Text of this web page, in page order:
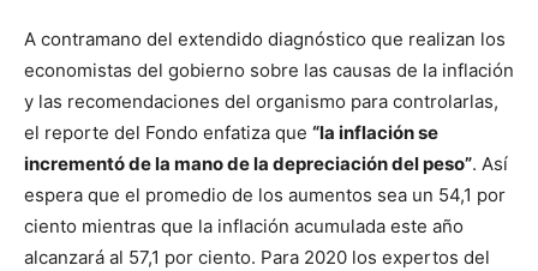
A contramano del extendido diagnóstico que realizan los
economistas del gobierno sobre las causas de la inflación
y las recomendaciones del organismo para controlarlas,
el reporte del Fondo enfatiza que “la inflación se
incrementó de la mano de la depreciación del peso”. Así
espera que el promedio de los aumentos sea un 54,1 por
ciento mientras que la inflación acumulada este año
alcanzará al 57,1 por ciento. Para 2020 los expertos del